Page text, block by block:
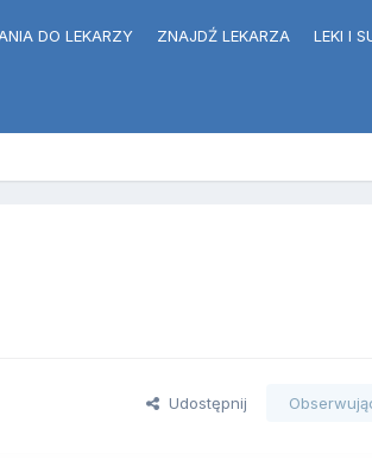
DO LEKARZY ZNAJDŹ LEKARZA LEKI I
Udostępnij